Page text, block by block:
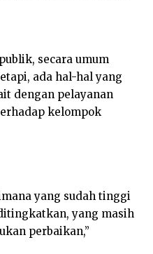
secara umum
ada hal-hal yang
dengan pelayanan
kelompok
yang sudah tinggi
yang masih
perbaikan,”